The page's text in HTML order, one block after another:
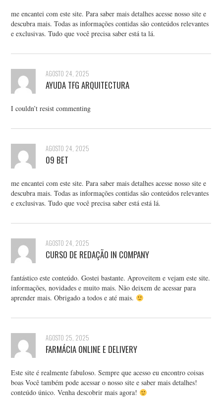
me encantei com este site. Para saber mais detalhes acesse nosso site e
descubra mais. Todas as informações contidas são conteúdos relevantes
e exclusivas. Tudo que você precisa saber está ta lá.
AGOSTO 24, 2025
AYUDA TFG ARQUITECTURA
I couldn’t resist commenting
AGOSTO 24, 2025
09 BET
me encantei com este site. Para saber mais detalhes acesse nosso site e
descubra mais. Todas as informações contidas são conteúdos relevantes
e exclusivas. Tudo que você precisa saber está está lá.
AGOSTO 24, 2025
CURSO DE REDAÇÃO IN COMPANY
fantástico este conteúdo. Gostei bastante. Aproveitem e vejam este site.
informações, novidades e muito mais. Não deixem de acessar para
aprender mais. Obrigado a todos e até mais.
AGOSTO 25, 2025
FARMÁCIA ONLINE E DELIVERY
Este site é realmente fabuloso. Sempre que acesso eu encontro coisas
boas Você também pode acessar o nosso site e saber mais detalhes!
conteúdo único. Venha descobrir mais agora!